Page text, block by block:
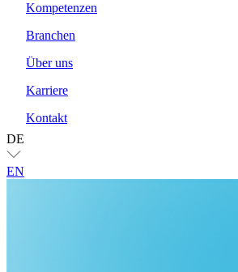
Kompetenzen
Branchen
Über uns
Karriere
Kontakt
DE
EN